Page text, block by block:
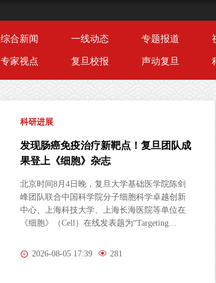
综合新闻 一线动态 专题报道
专家视点 复旦校报 声动复旦
科研进展
AI助力肿瘤精准切除！复旦团队在《细
胞》杂志发文
翻开一本厚书，若仅随机抽取两三页翻阅，根
本无法串联完整剧情。临床术中病理诊断，正
面临一模一样的困境。肿瘤是立体三维生长的
复杂病灶，而病理医生长期以来只能依靠薄薄
胶质瘤，肿瘤细胞沿组织间隙立体蔓延、分布
2026-08-04 11:17 306